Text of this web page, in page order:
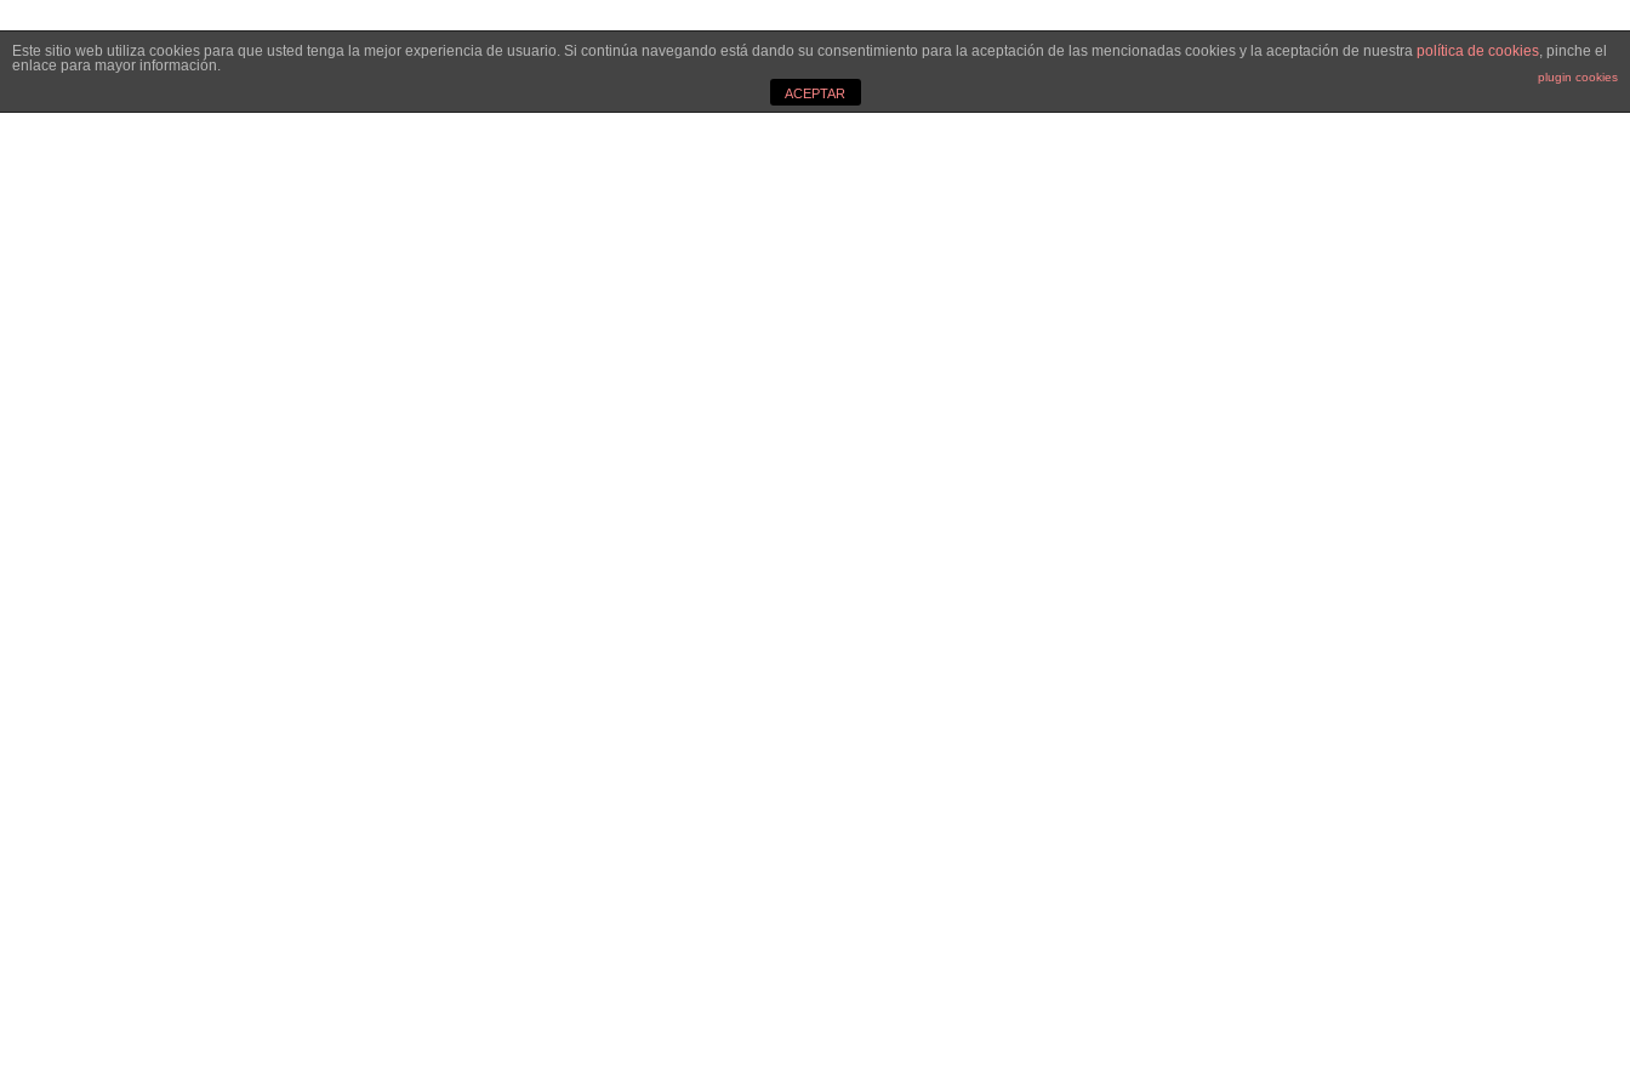
Este sitio web utiliza cookies para que usted tenga la mejor experiencia de usuario. Si continúa navegando está dando su consentimiento para la aceptación de las mencionadas cookies y la aceptación de nuestra política de cookies, pinche el
enlace para mayor información.
plugin cookies
ACEPTAR